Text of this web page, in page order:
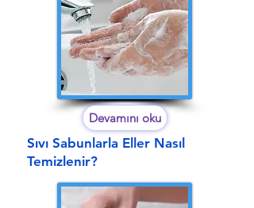
Devamını oku
Sıvı Sabunlarla Eller Nasıl
Temizlenir?